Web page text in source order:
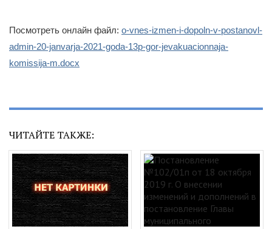
Посмотреть онлайн файл: o-vnes-izmen-i-dopoln-v-postanovl-
admin-20-janvarja-2021-goda-13p-gor-jevakuacionnaja-
komissija-m.docx
ЧИТАЙТЕ ТАКЖЕ: